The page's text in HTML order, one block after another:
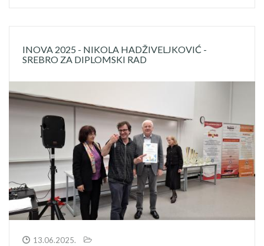
INOVA 2025 - NIKOLA HADŽIVELJKOVIĆ -
SREBRO ZA DIPLOMSKI RAD
13.06.2025.